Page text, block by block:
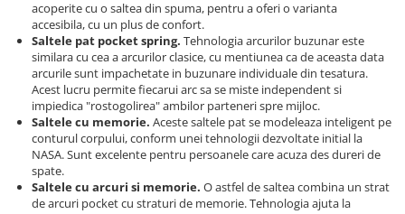
acoperite cu o saltea din spuma, pentru a oferi o varianta
accesibila, cu un plus de confort.
Saltele pat pocket spring. Tehnologia arcurilor buzunar este
similara cu cea a arcurilor clasice, cu mentiunea ca de aceasta data
arcurile sunt impachetate in buzunare individuale din tesatura.
Acest lucru permite fiecarui arc sa se miste independent si
impiedica "rostogolirea" ambilor parteneri spre mijloc.
Saltele cu memorie. Aceste saltele pat se modeleaza inteligent pe
conturul corpului, conform unei tehnologii dezvoltate initial la
NASA. Sunt excelente pentru persoanele care acuza des dureri de
spate.
Saltele cu arcuri si memorie. O astfel de saltea combina un strat
de arcuri pocket cu straturi de memorie. Tehnologia ajuta la